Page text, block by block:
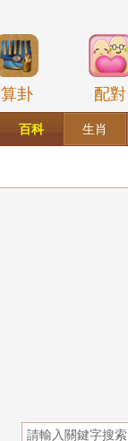
算卦 配對
百科 生肖